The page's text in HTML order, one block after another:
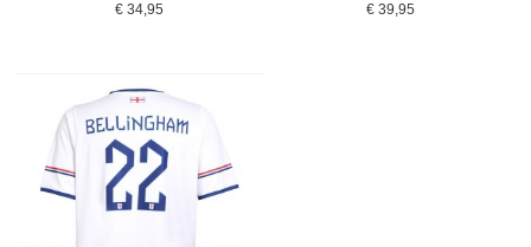
€ 34,95 € 39,95